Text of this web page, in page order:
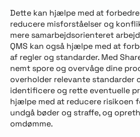
Dette kan hjælpe med at
reducere misforståelser og
mere samarbejdsorienteret
QMS kan også hjælpe med at
af regler og standarder. Med
nemt spore og overvåge dine
overholder relevante standarder
identificere og rette eventuelle
hjælpe med at reducere risikoen
undgå bøder og straffe, og
omdømme.